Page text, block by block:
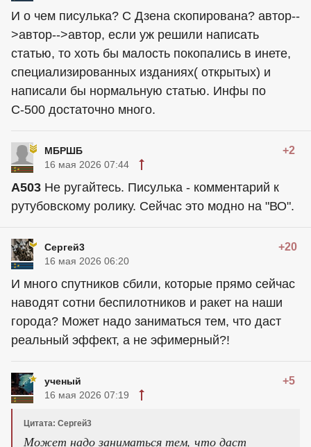
И о чем писулька? С Дзена скопирована? автор--
>автор-->автор, если уж решили написать
статью, то хоть бы малость покопались в инете,
специализированных изданиях( открытых) и
написали бы нормальную статью. Инфы по
С-500 достаточно много.
МБРШБ +2
16 мая 2026 07:44
A503 Не ругайтесь. Писулька - комментарий к
рутубовскому ролику. Сейчас это модно на "ВО".
Сергей3 +20
16 мая 2026 06:20
И много спутников сбили, которые прямо сейчас
наводят сотни беспилотников и ракет на наши
города? Может надо заниматься тем, что даст
реальный эффект, а не эфимерный?!
ученый +5
16 мая 2026 07:19
Цитата: Сергей3
Может надо заниматься тем, что даст